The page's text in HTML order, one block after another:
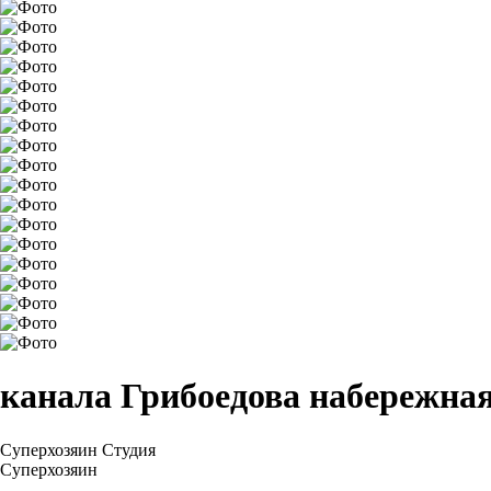
канала Грибоедова
Суперхозяин Студия
Суперхозяин